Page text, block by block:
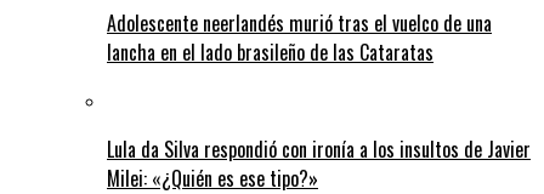
Adolescente neerlandés murió tras el vuelco de una
lancha en el lado brasileño de las Cataratas
Lula da Silva respondió con ironía a los insultos de Javier
Milei: «¿Quién es ese tipo?»